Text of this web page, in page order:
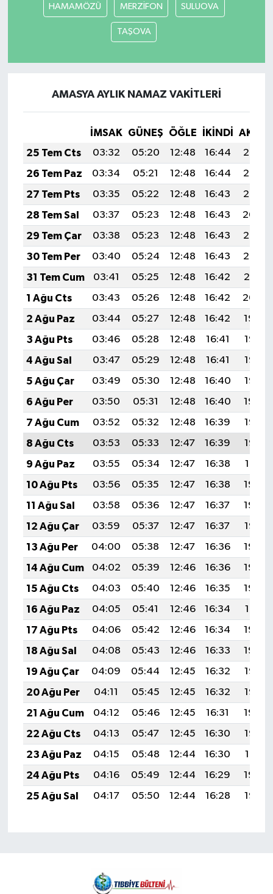
HAMAMÖZÜ MERZİFON SULUOVA
TAŞOVA
AMASYA AYLIK NAMAZ VAKITLERI
İMSAK GÜNEŞ ÖĞLE İKINDI
25 Tem Cts
03:32 05:20 12:48 16:44
20:07
26 Tem Paz
03:34 05:21 12:48 16:44
20:06
27 Tem Pts
03:35 05:22 12:48 16:43
20:05
28 Tem Sal
03:37 05:23 12:48 16:43
20:04
29 Tem Çar
03:38 05:23 12:48 16:43
20:03
30 Tem Per
03:40 05:24 12:48 16:43
20:02
31 Tem Cum
03:41 05:25 12:48 16:42
20:01
1 Ağu Cts
03:43 05:26 12:48 16:42
20:00
2 Ağu Paz
03:44 05:27 12:48 16:42
19:59
3 Ağu Pts
03:46 05:28 12:48 16:41
19:58
4 Ağu Sal
03:47 05:29 12:48 16:41
19:57
5 Ağu Çar
03:49 05:30 12:48 16:40
19:56
6 Ağu Per
03:50 05:31 12:48 16:40
19:54
7 Ağu Cum
03:52 05:32 12:48 16:39
19:53
8 Ağu Cts
03:53 05:33 12:47 16:39
19:52
9 Ağu Paz
03:55 05:34 12:47 16:38
19:51
10 Ağu Pts
03:56 05:35 12:47 16:38
19:49
11 Ağu Sal
03:58 05:36 12:47 16:37
19:48
12 Ağu Çar
03:59 05:37 12:47 16:37
19:47
13 Ağu Per
04:00 05:38 12:47 16:36
19:46
14 Ağu Cum
04:02 05:39 12:46 16:36
19:44
15 Ağu Cts
04:03 05:40 12:46 16:35
19:43
16 Ağu Paz
04:05 05:41 12:46 16:34
19:41
17 Ağu Pts
04:06 05:42 12:46 16:34
19:40
18 Ağu Sal
04:08 05:43 12:46 16:33
19:39
19 Ağu Çar
04:09 05:44 12:45 16:32
19:37
20 Ağu Per
04:11 05:45 12:45 16:32
19:36
21 Ağu Cum
04:12 05:46 12:45 16:31
19:34
22 Ağu Cts
04:13 05:47 12:45 16:30
19:33
23 Ağu Paz
04:15 05:48 12:44 16:30
19:31
24 Ağu Pts
04:16 05:49 12:44 16:29
19:30
25 Ağu Sal
04:17 05:50 12:44 16:28 19:28